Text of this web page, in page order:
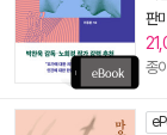
판
종